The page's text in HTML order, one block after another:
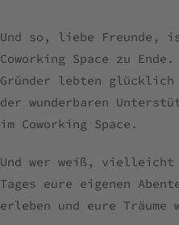
Und so, liebe Freunde,
Coworking Space zu
Gründer lebten
der wunderbaren
im Coworking Space.
Und wer weiß, vielleicht
Tages eure eigenen
erleben und eure Träume